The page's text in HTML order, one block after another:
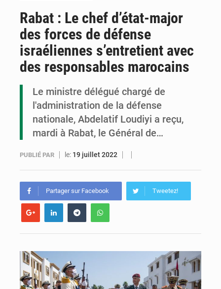
Congo-RDC : Brazzaville et Kinshasa renforcent leur coopération en faveur de la jeunesse
Le Congo se dote d’un programme national pour valoriser les produits forestiers non ligneux
Rabat : Le chef d’état-major
des forces de défense
israéliennes s’entretient avec
des responsables marocains
Le ministre délégué chargé de
l'administration de la défense
nationale, Abdelatif Loudiyi a reçu,
mardi à Rabat, le Général de…
PUBLIÉ PAR le: 19 juillet 2022
Partager sur Facebook Tweetez!